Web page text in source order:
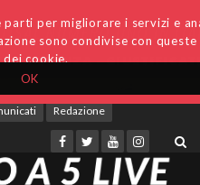
OK
per migliorare i servizi e
sono condivise con
cookie.
Redazione